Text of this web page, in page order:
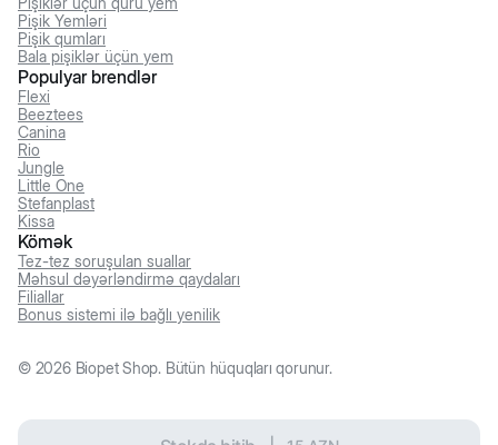
Pişik Yemləri
Pişik qumları
Bala pişiklər üçün yem
Populyar brendlər
Flexi
Beeztees
Canina
Rio
Jungle
Little One
Stefanplast
Kissa
Kömək
Tez-tez soruşulan suallar
Məhsul dəyərləndirmə qaydaları
Filiallar
Bonus sistemi ilə bağlı yenilik
© 2026Biopet Shop. Bütün hüquqları qorunur.